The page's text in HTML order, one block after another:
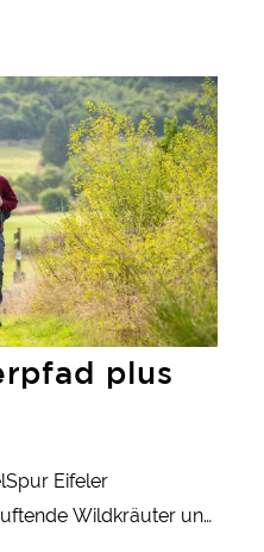
plus
Eifeler
Wildkräuter und